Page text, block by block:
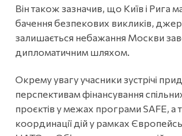
Він також зазначив, що Київ і Рига
бачення безпекових викликів,
залишається небажання Москви
дипломатичним шляхом.
Окрему увагу учасники зустрічі
перспективам фінансування
проєктів у межах програми SAFE, а
координації дій у рамках